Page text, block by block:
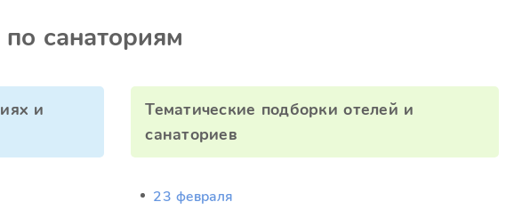
санаториям
и
Тематические подборки отелей и
санаториев
23 февраля